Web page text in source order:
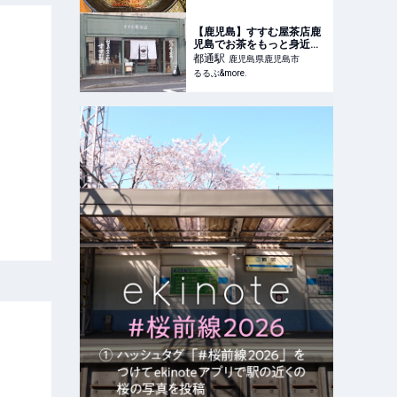
【鹿児島】すすむ屋茶店鹿
児島でお茶をもっと身近に
楽しく、最高の日本茶体験
を｜るるぶ&more.
都通駅 鹿児島県鹿児島市
るるぶ&more.